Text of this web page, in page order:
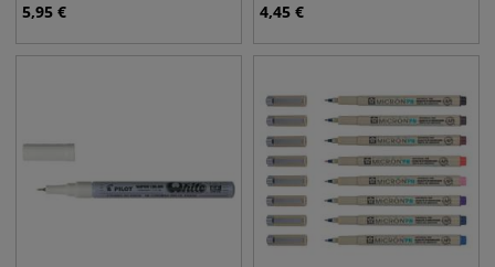
5,95 € 4,45 €